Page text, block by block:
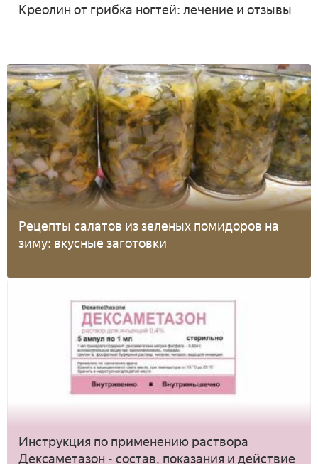
Креолин от грибка ногтей: лечение и отзывы
Рецепты салатов из зеленых помидоров на
зиму: вкусные заготовки
Инструкция по применению раствора
Дексаметазон - состав, показания и действие